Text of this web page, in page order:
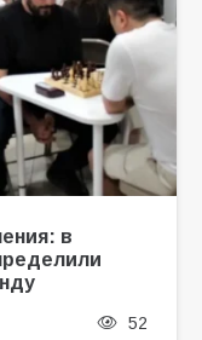
в
52